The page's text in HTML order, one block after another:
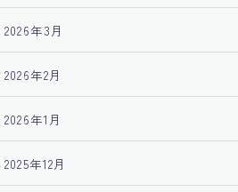
2026年3月
2026年2月
2026年1月
2025年12月